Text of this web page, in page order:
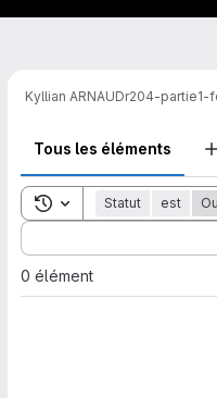
Kyllian ARNAUDr204-partie1-
Tous les éléments
Toggle search history
Statut est
Sort by:
0 élément